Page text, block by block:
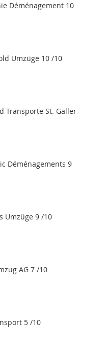
Déménagement 10
Umzüge 10 /10
Transporte St. Gallen
Déménagements 9
Umzüge 9 /10
AG 7 /10
5 /10